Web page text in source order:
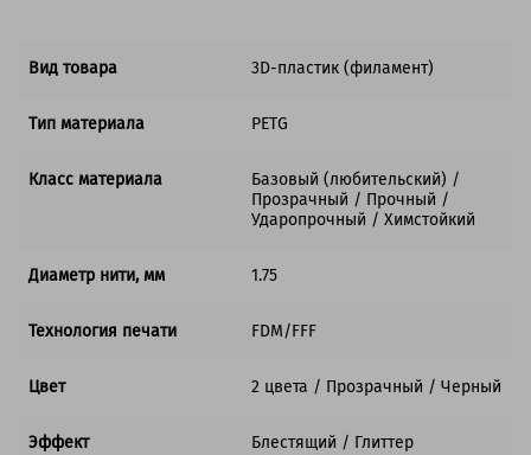
Вид товара 3D-пластик (филамент)
Тип материала PETG
Класс материала
Базовый (любительский) /
Прозрачный / Прочный /
Ударопрочный / Химстойкий
Диаметр нити, мм 1.75
Технология печати FDM/FFF
Цвет 2 цвета / Прозрачный / Черный
Эффект Блестящий / Глиттер